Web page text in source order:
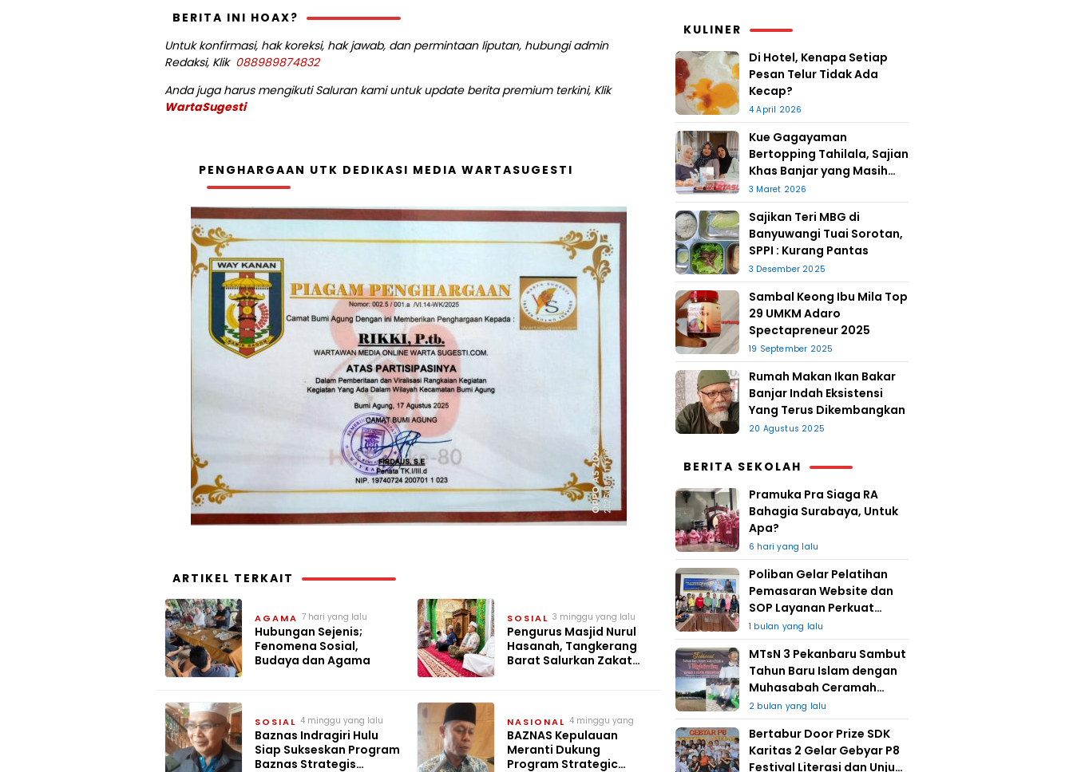
BERITA INI HOAX?
Untuk konfirmasi, hak koreksi, hak jawab, dan permintaan liputan, hubungi admin
Redaksi, Klik 088989874832
Anda juga harus mengikuti Saluran kami untuk update berita premium terkini, Klik
WartaSugesti
PENGHARGAAN UTK DEDIKASI MEDIA WARTASUGESTI
ARTIKEL TERKAIT
AGAMA 7 hari yang lalu
Hubungan Sejenis;
Fenomena Sosial,
Budaya dan Agama
SOSIAL 3 minggu yang lalu
Pengurus Masjid Nurul
Hasanah, Tangkerang
Barat Salurkan Zakat
SOSIAL 4 minggu yang lalu
Baznas Indragiri Hulu
Siap Sukseskan Program
Baznas Strategis
NASIONAL 4 minggu yang
lalu
BAZNAS Kepulauan
Meranti Dukung
Program Strategic
KULINER
Di Hotel, Kenapa Setiap
Pesan Telur Tidak Ada
Kecap?
4 April 2026
Kue Gagayaman
Bertopping Tahilala, Sajian
Khas Banjar yang Masih
Bertahan
3 Maret 2026
Sajikan Teri MBG di
Banyuwangi Tuai Sorotan,
SPPI : Kurang Pantas
3 Desember 2025
Sambal Keong Ibu Mila Top
29 UMKM Adaro
Spectapreneur 2025
19 September 2025
Rumah Makan Ikan Bakar
Banjar Indah Eksistensi
Yang Terus Dikembangkan
20 Agustus 2025
BERITA SEKOLAH
Pramuka Pra Siaga RA
Bahagia Surabaya, Untuk
Apa?
6 hari yang lalu
Poliban Gelar Pelatihan
Pemasaran Website dan
SOP Layanan Perkuat
UMKM Berkat Guru Kapuh
1 bulan yang lalu
MTsN 3 Pekanbaru Sambut
Tahun Baru Islam dengan
Muhasabah Ceramah
Agama
2 bulan yang lalu
Bertabur Door Prize SDK
Karitas 2 Gelar Gebyar P8
Festival Literasi dan Unjuk